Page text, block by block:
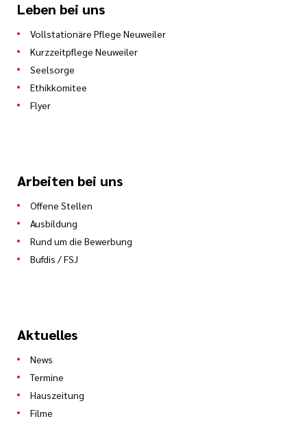
Leben bei uns
Vollstationäre Pflege Neuweiler
Kurzzeitpflege Neuweiler
Seelsorge
Ethikkomitee
Flyer
Arbeiten bei uns
Offene Stellen
Ausbildung
Rund um die Bewerbung
Bufdis / FSJ
Aktuelles
News
Termine
Hauszeitung
Filme